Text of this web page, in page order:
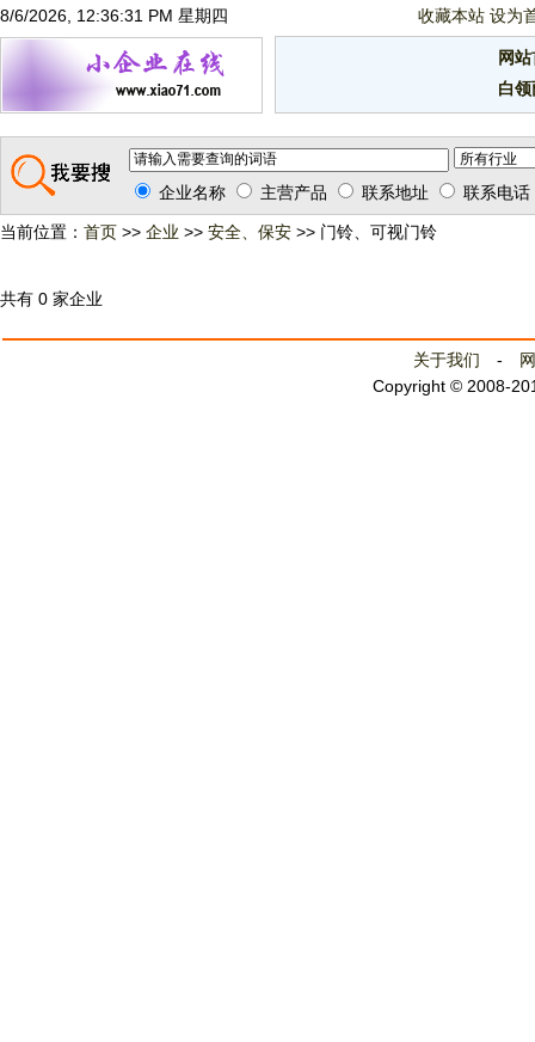
8/6/2026, 12:36:31 PM 星期四 收藏本站 设为
网
白
企业名称 主营产品 联系地址 联系电话
当前位置： 首页 >> 企业 >> 安全、保安 >> 门铃、可视门铃
共有 0 家企业
关于我们 -
Copyright © 2008-